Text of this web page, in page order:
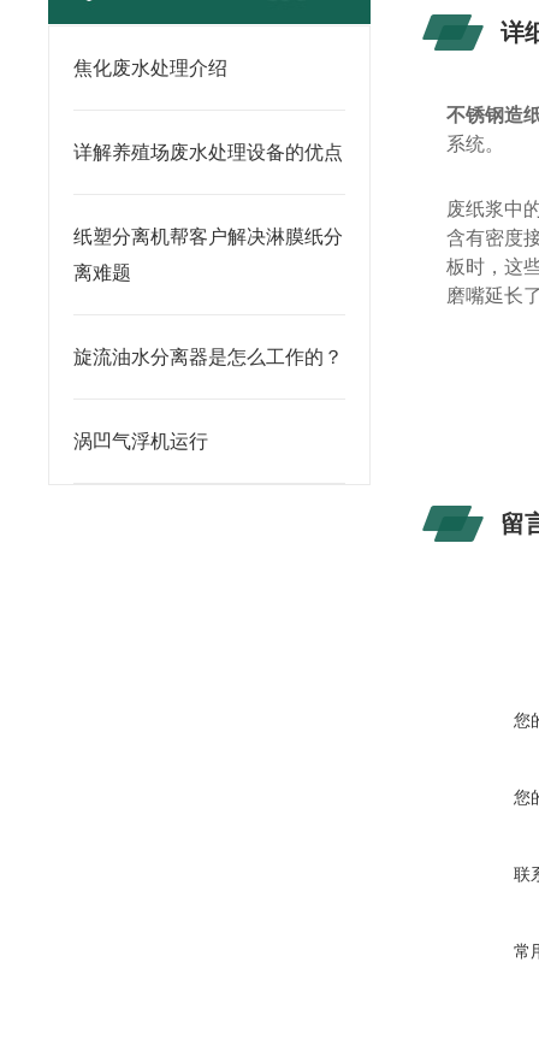
焦化废水处理介绍
详解养殖场废水处理设备的优点
纸塑分离机帮客户解决淋膜纸分
离难题
旋流油水分离器是怎么工作的？
涡凹气浮机运行
详
不锈钢造
系统。
废纸浆中
含有密度
板时，这
磨嘴延长
留
您
您
联
常